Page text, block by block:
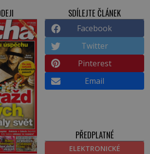
SDÍLEJTE ČLÁNEK
Facebook
Twitter
Pinterest
Email
PŘEDPLATNÉ
ELEKTRONICKÉ